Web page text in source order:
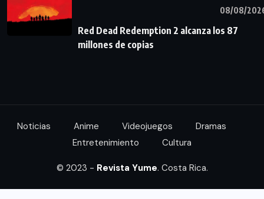
08/08/
Red Dead Redemption 2 alcanza los 87
millones de copias
Noticias Anime Videojuegos
Dramas
Entretenimiento
Cultura
© 2023 - Revista Yume. Costa Rica.